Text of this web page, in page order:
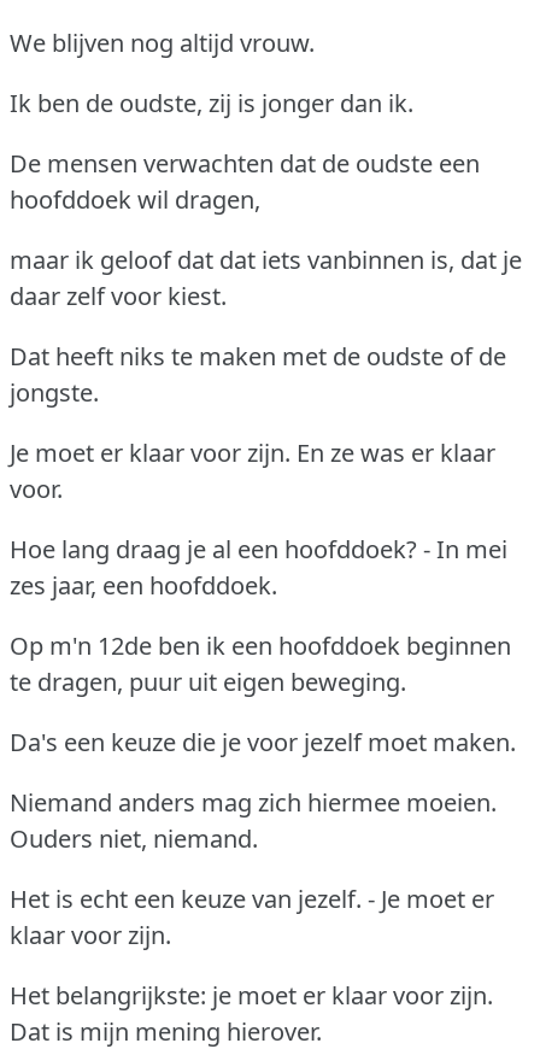
We blijven nog altijd vrouw.
Ik ben de oudste, zij is jonger dan ik.
De mensen verwachten dat de oudste een
hoofddoek wil dragen,
maar ik geloof dat dat iets vanbinnen is, dat je
daar zelf voor kiest.
Dat heeft niks te maken met de oudste of de
jongste.
Je moet er klaar voor zijn. En ze was er klaar
voor.
Hoe lang draag je al een hoofddoek? - In mei
zes jaar, een hoofddoek.
Op m'n 12de ben ik een hoofddoek beginnen
te dragen, puur uit eigen beweging.
Da's een keuze die je voor jezelf moet maken.
Niemand anders mag zich hiermee moeien.
Ouders niet, niemand.
Het is echt een keuze van jezelf. - Je moet er
klaar voor zijn.
Het belangrijkste: je moet er klaar voor zijn.
Dat is mijn mening hierover.